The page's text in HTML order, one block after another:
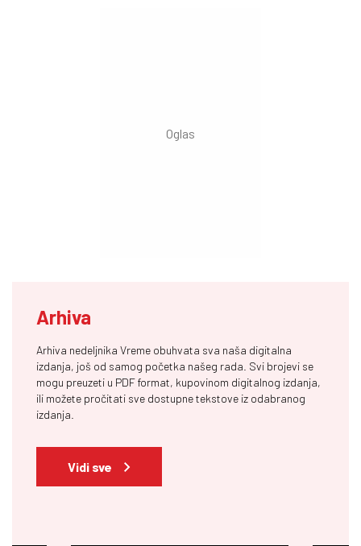
Arhiva
Arhiva nedeljnika Vreme obuhvata sva naša digitalna
izdanja, još od samog početka našeg rada. Svi brojevi se
mogu preuzeti u PDF format, kupovinom digitalnog izdanja,
ili možete pročitati sve dostupne tekstove iz odabranog
izdanja.
Vidi sve